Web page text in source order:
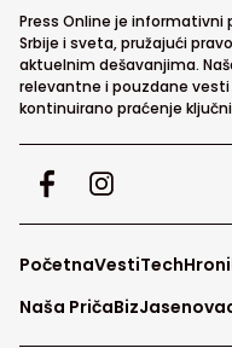
Press Online je informativni
Srbije i sveta, pružajući
aktuelnim dešavanjima.
relevantne i pouzdane
kontinuirano praćenje
PočetnaVestiTech
Naša PričaBiz